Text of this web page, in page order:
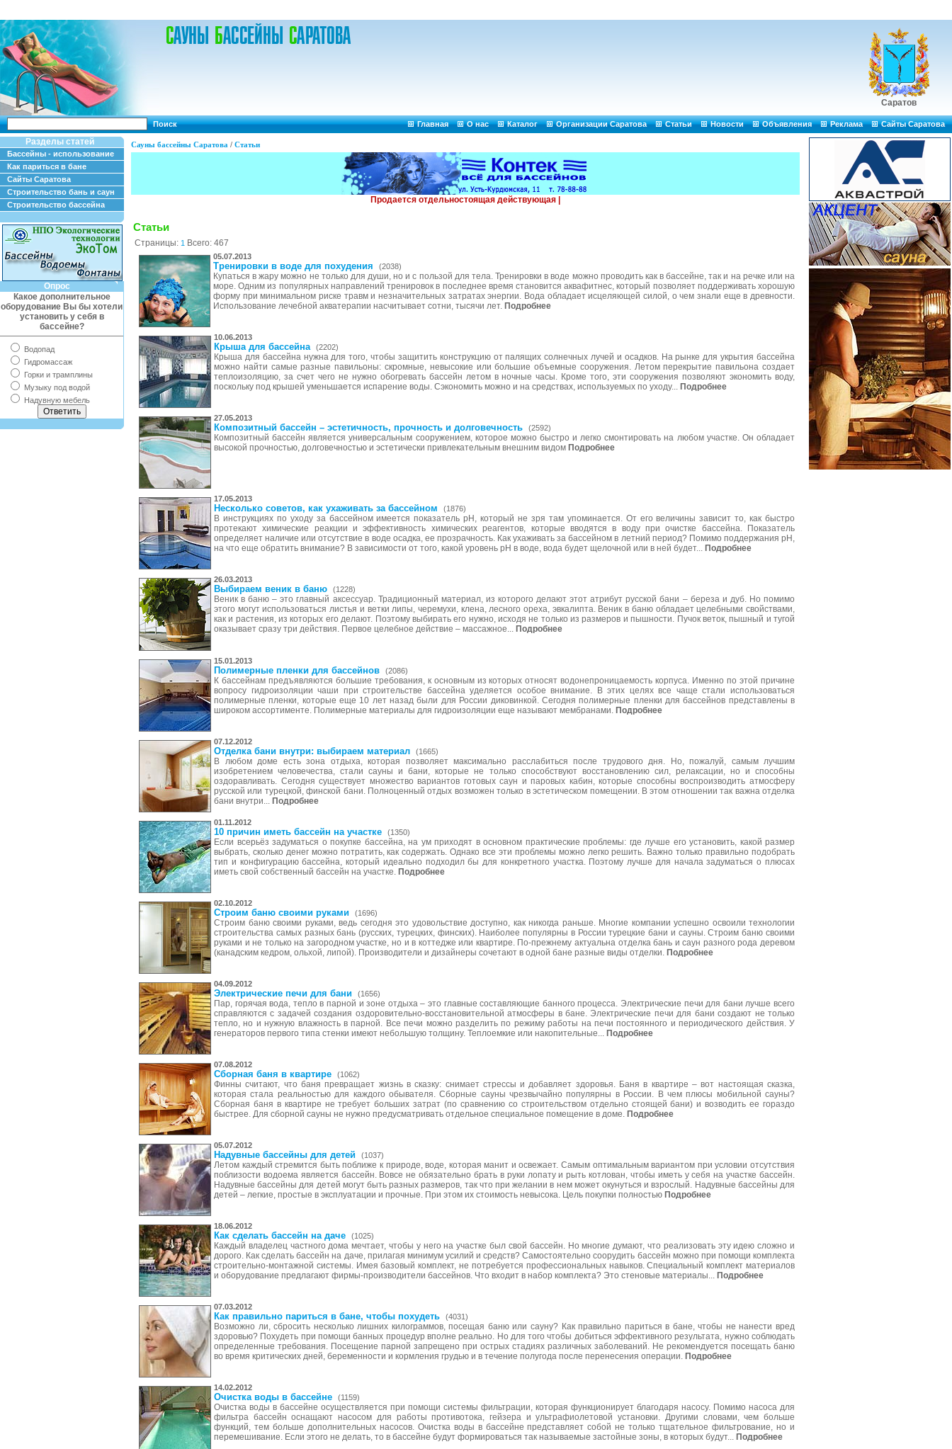
Саратов
Поиск Главная О нас Каталог Организации Саратова Статьи Новости Объявления Реклама Сайты Саратова
Разделы статей
Бассейны - использование
Как париться в бане
Сайты Саратова
Строительство бань и саун
Строительство бассейна
Опрос
Какое дополнительное
оборудование Вы бы хотели
установить у себя в
бассейне?
Водопад
Гидромассаж
Горки и трамплины
Музыку под водой
Надувную мебель
Сауны бассейны Саратова / Статьи
Статьи
Страницы: 1 Всего: 467
05.07.2013
Тренировки в воде для похудения (2038)
Купаться в жару можно не только для души, но и с пользой для тела. Тренировки в воде можно проводить как в бассейне, так и на речке или на
море. Одним из популярных направлений тренировок в последнее время становится аквафитнес, который позволяет поддерживать хорошую
форму при минимальном риске травм и незначительных затратах энергии. Вода обладает исцеляющей силой, о чем знали еще в древности.
Использование лечебной акватерапии насчитывает сотни, тысячи лет. Подробнее
10.06.2013
Крыша для бассейна (2202)
Крыша для бассейна нужна для того, чтобы защитить конструкцию от палящих солнечных лучей и осадков. На рынке для укрытия бассейна
можно найти самые разные павильоны: скромные, невысокие или большие объемные сооружения. Летом перекрытие павильона создает
теплоизоляцию, за счет чего не нужно обогревать бассейн летом в ночные часы. Кроме того, эти сооружения позволяют экономить воду,
поскольку под крышей уменьшается испарение воды. Сэкономить можно и на средствах, используемых по уходу... Подробнее
27.05.2013
Композитный бассейн – эстетичность, прочность и долговечность (2592)
Композитный бассейн является универсальным сооружением, которое можно быстро и легко смонтировать на любом участке. Он обладает
высокой прочностью, долговечностью и эстетически привлекательным внешним видом Подробнее
17.05.2013
Несколько советов, как ухаживать за бассейном (1876)
В инструкциях по уходу за бассейном имеется показатель pH, который не зря там упоминается. От его величины зависит то, как быстро
протекают химические реакции и эффективность химических реагентов, которые вводятся в воду при очистке бассейна. Показатель
определяет наличие или отсутствие в воде осадка, ее прозрачность. Как ухаживать за бассейном в летний период? Помимо поддержания pH,
на что еще обратить внимание? В зависимости от того, какой уровень pH в воде, вода будет щелочной или в ней будет... Подробнее
26.03.2013
Выбираем веник в баню (1228)
Веник в баню – это главный аксессуар. Традиционный материал, из которого делают этот атрибут русской бани – береза и дуб. Но помимо
этого могут использоваться листья и ветки липы, черемухи, клена, лесного ореха, эвкалипта. Веник в баню обладает целебными свойствами,
как и растения, из которых его делают. Поэтому выбирать его нужно, исходя не только из размеров и пышности. Пучок веток, пышный и тугой
оказывает сразу три действия. Первое целебное действие – массажное... Подробнее
15.01.2013
Полимерные пленки для бассейнов (2086)
К бассейнам предъявляются большие требования, к основным из которых относят водонепроницаемость корпуса. Именно по этой причине
вопросу гидроизоляции чаши при строительстве бассейна уделяется особое внимание. В этих целях все чаще стали использоваться
полимерные пленки, которые еще 10 лет назад были для России диковинкой. Сегодня полимерные пленки для бассейнов представлены в
широком ассортименте. Полимерные материалы для гидроизоляции еще называют мембранами. Подробнее
07.12.2012
Отделка бани внутри: выбираем материал (1665)
В любом доме есть зона отдыха, которая позволяет максимально расслабиться после трудового дня. Но, пожалуй, самым лучшим
изобретением человечества, стали сауны и бани, которые не только способствуют восстановлению сил, релаксации, но и способны
оздоравливать. Сегодня существует множество вариантов готовых саун и паровых кабин, которые способны воспроизводить атмосферу
русской или турецкой, финской бани. Полноценный отдых возможен только в эстетическом помещении. В этом отношении так важна отделка
бани внутри... Подробнее
01.11.2012
10 причин иметь бассейн на участке (1350)
Если всерьёз задуматься о покупке бассейна, на ум приходят в основном практические проблемы: где лучше его установить, какой размер
выбрать, сколько денег можно потратить, как содержать. Однако все эти проблемы можно легко решить. Важно только правильно подобрать
тип и конфигурацию бассейна, который идеально подходил бы для конкретного участка. Поэтому лучше для начала задуматься о плюсах
иметь свой собственный бассейн на участке. Подробнее
02.10.2012
Строим баню своими руками (1696)
Строим баню своими руками, ведь сегодня это удовольствие доступно, как никогда раньше. Многие компании успешно освоили технологии
строительства самых разных бань (русских, турецких, финских). Наиболее популярны в России турецкие бани и сауны. Строим баню своими
руками и не только на загородном участке, но и в коттедже или квартире. По-прежнему актуальна отделка бань и саун разного рода деревом
(канадским кедром, ольхой, липой). Производители и дизайнеры сочетают в одной бане разные виды отделки. Подробнее
04.09.2012
Электрические печи для бани (1656)
Пар, горячая вода, тепло в парной и зоне отдыха – это главные составляющие банного процесса. Электрические печи для бани лучше всего
справляются с задачей создания оздоровительно-восстановительной атмосферы в бане. Электрические печи для бани создают не только
тепло, но и нужную влажность в парной. Все печи можно разделить по режиму работы на печи постоянного и периодического действия. У
генераторов первого типа стенки имеют небольшую толщину. Теплоемкие или накопительные... Подробнее
07.08.2012
Сборная баня в квартире (1062)
Финны считают, что баня превращает жизнь в сказку: снимает стрессы и добавляет здоровья. Баня в квартире – вот настоящая сказка,
которая стала реальностью для каждого обывателя. Сборные сауны чрезвычайно популярны в России. В чем плюсы мобильной сауны?
Сборная баня в квартире не требует больших затрат (по сравнению со строительством отдельно стоящей бани) и возводить ее гораздо
быстрее. Для сборной сауны не нужно предусматривать отдельное специальное помещение в доме. Подробнее
05.07.2012
Надувные бассейны для детей (1037)
Летом каждый стремится быть поближе к природе, воде, которая манит и освежает. Самым оптимальным вариантом при условии отсутствия
поблизости водоема является бассейн. Вовсе не обязательно брать в руки лопату и рыть котлован, чтобы иметь у себя на участке бассейн.
Надувные бассейны для детей могут быть разных размеров, так что при желании в нем может окунуться и взрослый. Надувные бассейны для
детей – легкие, простые в эксплуатации и прочные. При этом их стоимость невысока. Цель покупки полностью Подробнее
18.06.2012
Как сделать бассейн на даче (1025)
Каждый владелец частного дома мечтает, чтобы у него на участке был свой бассейн. Но многие думают, что реализовать эту идею сложно и
дорого. Как сделать бассейн на даче, прилагая минимум усилий и средств? Самостоятельно соорудить бассейн можно при помощи комплекта
строительно-монтажной системы. Имея базовый комплект, не потребуется профессиональных навыков. Специальный комплект материалов
и оборудование предлагают фирмы-производители бассейнов. Что входит в набор комплекта? Это стеновые материалы... Подробнее
07.03.2012
Как правильно париться в бане, чтобы похудеть (4031)
Возможно ли, сбросить несколько лишних килограммов, посещая баню или сауну? Как правильно париться в бане, чтобы не нанести вред
здоровью? Похудеть при помощи банных процедур вполне реально. Но для того чтобы добиться эффективного результата, нужно соблюдать
определенные требования. Посещение парной запрещено при острых стадиях различных заболеваний. Не рекомендуется посещать баню
во время критических дней, беременности и кормления грудью и в течение полугода после перенесения операции. Подробнее
14.02.2012
Очистка воды в бассейне (1159)
Очистка воды в бассейне осуществляется при помощи системы фильтрации, которая функционирует благодаря насосу. Помимо насоса для
фильтра бассейн оснащают насосом для работы противотока, гейзера и ультрафиолетовой установки. Другими словами, чем больше
функций, тем больше дополнительных насосов. Очистка воды в бассейне представляет собой не только тщательное фильтрование, но и
перемешивание. Если этого не делать, то в бассейне будут формироваться так называемые застойные зоны, в которых будут... Подробнее